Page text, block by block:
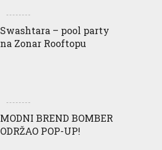
Swashtara – pool party
na Zonar Rooftopu
MODNI BREND BOMBER
ODRŽAO POP-UP!